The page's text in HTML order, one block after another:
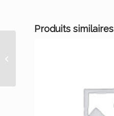
Produits similaires